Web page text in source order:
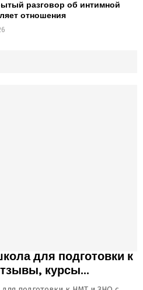
разговор об интимной
отношения
для подготовки к
курсы...